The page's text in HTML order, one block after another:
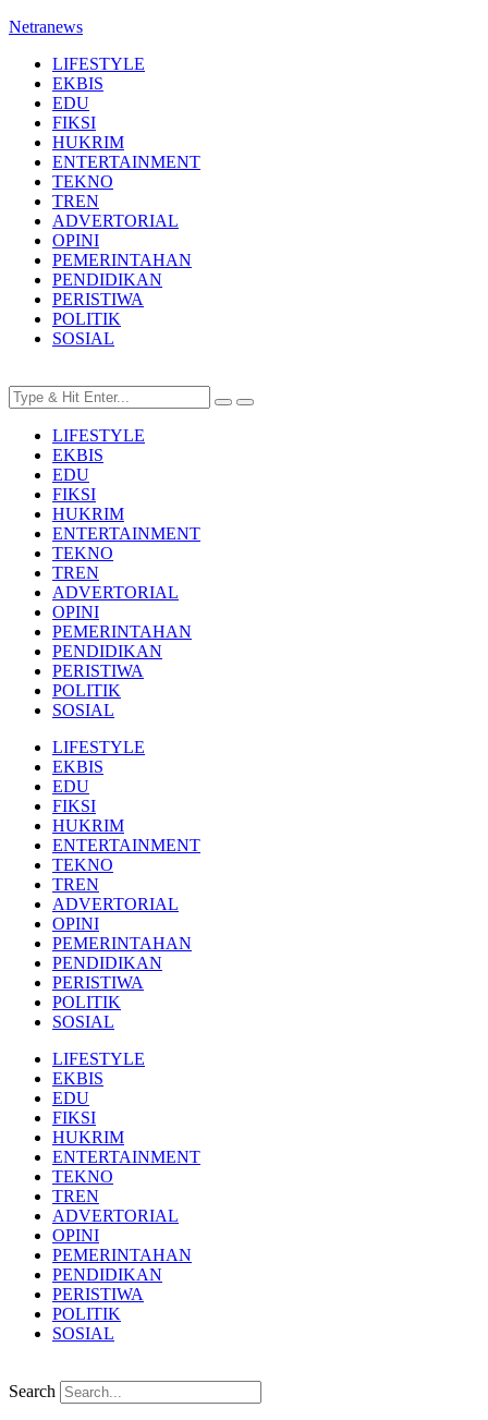
Netranews
LIFESTYLE
EKBIS
EDU
FIKSI
HUKRIM
ENTERTAINMENT
TEKNO
TREN
ADVERTORIAL
OPINI
PEMERINTAHAN
PENDIDIKAN
PERISTIWA
POLITIK
SOSIAL
LIFESTYLE
EKBIS
EDU
FIKSI
HUKRIM
ENTERTAINMENT
TEKNO
TREN
ADVERTORIAL
OPINI
PEMERINTAHAN
PENDIDIKAN
PERISTIWA
POLITIK
SOSIAL
LIFESTYLE
EKBIS
EDU
FIKSI
HUKRIM
ENTERTAINMENT
TEKNO
TREN
ADVERTORIAL
OPINI
PEMERINTAHAN
PENDIDIKAN
PERISTIWA
POLITIK
SOSIAL
LIFESTYLE
EKBIS
EDU
FIKSI
HUKRIM
ENTERTAINMENT
TEKNO
TREN
ADVERTORIAL
OPINI
PEMERINTAHAN
PENDIDIKAN
PERISTIWA
POLITIK
SOSIAL
Search